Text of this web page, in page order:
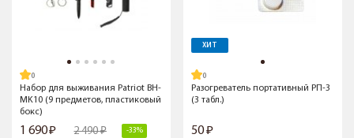
Набор для выживания Patriot BH-
MK10 (9 предметов, пластиковый
бокс)
1 690 2 490 -33%
ХИТ
Разогреватель портативный РП-3
(3 табл.)
50